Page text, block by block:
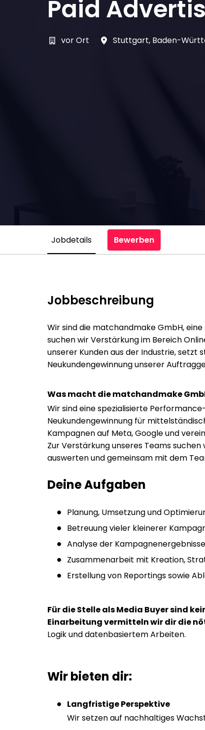
Paid
vor Ort Stuttgart, Baden-
Jobdetails Bewerben
Jobbeschreibung
Wir sind die matchandmake GmbH,
suchen wir Verstärkung im Bereich
unserer Kunden aus der Industrie,
Neukundengewinnung unserer
Was macht die matchandmake
Wir sind eine spezialisierte
Neukundengewinnung für
Kampagnen auf Meta, Google und
Zur Verstärkung unseres Teams
auswerten und gemeinsam mit dem
Deine Aufgaben
Planung, Umsetzung und
Betreuung vieler kleinerer
Analyse der
Zusammenarbeit mit Kreation,
Erstellung von Reportings sowie
Für die Stelle als Media Buyer sind
Einarbeitung vermitteln wir dir die
Logik und datenbasiertem Arbeiten.
Wir bieten dir:
Langfristige Perspektive
Wir setzen auf nachhaltiges